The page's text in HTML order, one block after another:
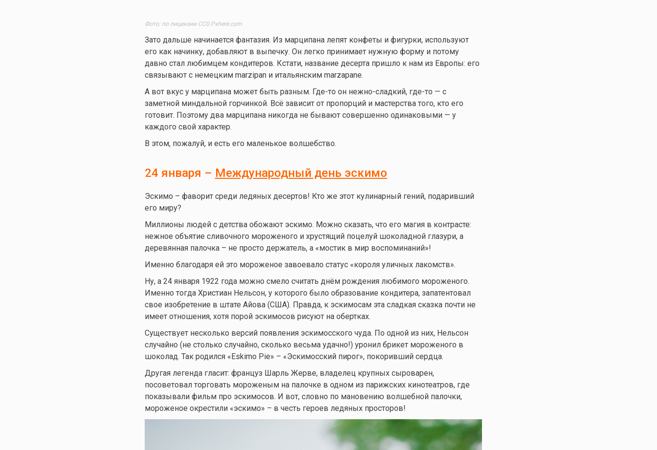
Фото: по лицензии CC0 Pxhere.com
Зато дальше начинается фантазия. Из марципана лепят конфеты и фигурки, используют
его как начинку, добавляют в выпечку. Он легко принимает нужную форму и потому
давно стал любимцем кондитеров. Кстати, название десерта пришло к нам из Европы: его
связывают с немецким marzipan и итальянским marzapane.
А вот вкус у марципана может быть разным. Где-то он нежно-сладкий, где-то — с
заметной миндальной горчинкой. Всё зависит от пропорций и мастерства того, кто его
готовит. Поэтому два марципана никогда не бывают совершенно одинаковыми — у
каждого свой характер.
В этом, пожалуй, и есть его маленькое волшебство.
24 января – Международный день эскимо
Эскимо – фаворит среди ледяных десертов! Кто же этот кулинарный гений, подаривший
его миру?
Миллионы людей с детства обожают эскимо. Можно сказать, что его магия в контрасте:
нежное объятие сливочного мороженого и хрустящий поцелуй шоколадной глазури, а
деревянная палочка – не просто держатель, а «мостик в мир воспоминаний»!
Именно благодаря ей это мороженое завоевало статус «короля уличных лакомств».
Ну, а 24 января 1922 года можно смело считать днём рождения любимого мороженого.
Именно тогда Христиан Нельсон, у которого было образование кондитера, запатентовал
свое изобретение в штате Айова (США). Правда, к эскимосам эта сладкая сказка почти не
имеет отношения, хотя порой эскимосов рисуют на обертках.
Существует несколько версий появления эскимосского чуда. По одной из них, Нельсон
случайно (не столько случайно, сколько весьма удачно!) уронил брикет мороженого в
шоколад. Так родился «Eskimo Pie» – «Эскимосский пирог», покоривший сердца.
Другая легенда гласит: француз Шарль Жерве, владелец крупных сыроварен,
посоветовал торговать мороженым на палочке в одном из парижских кинотеатров, где
показывали фильм про эскимосов. И вот, словно по мановению волшебной палочки,
мороженое окрестили «эскимо» – в честь героев ледяных просторов!